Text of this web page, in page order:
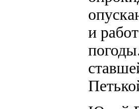
и